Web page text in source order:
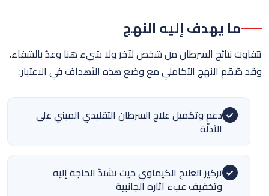
ما يهدف إليه النهج
تتفاوت نتائج السرطان من شخص لآخر ولا شيء هنا وعدٌ بالشفاء.
وقد صُمّم النهج التكاملي مع وضع هذه الأهداف في الاعتبار:
دعم وتكميل علاج السرطان التقليدي المبني على
الأدلّة
تركيز العلاج الكيماوي حيث تشتدّ الحاجة إليه
وتخفيف عبء آثاره الجانبية